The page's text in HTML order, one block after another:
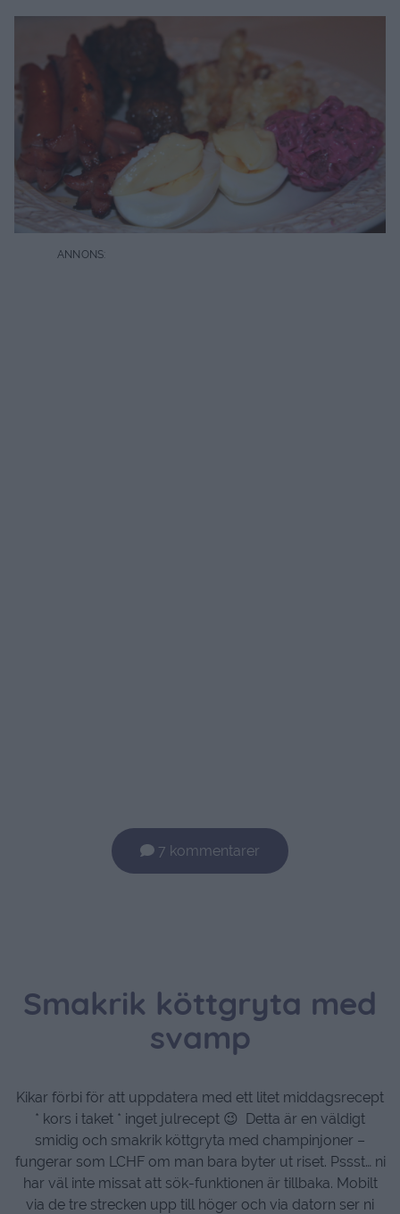
7 kommentarer
Smakrik köttgryta med
svamp
Kikar förbi för att uppdatera med ett litet middagsrecept
* kors i taket * inget julrecept 😉 Detta är en väldigt
smidig och smakrik köttgryta med champinjoner –
fungerar som LCHF om man bara byter ut riset. Pssst… ni
har väl inte missat att sök-funktionen är tillbaka. Mobilt
via de tre strecken upp till höger och via datorn ser ni